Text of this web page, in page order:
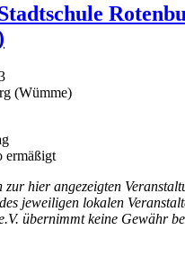
(Wümme)
ermäßigt
hier angezeigten
jeweiligen lokalen
übernimmt keine Gewähr